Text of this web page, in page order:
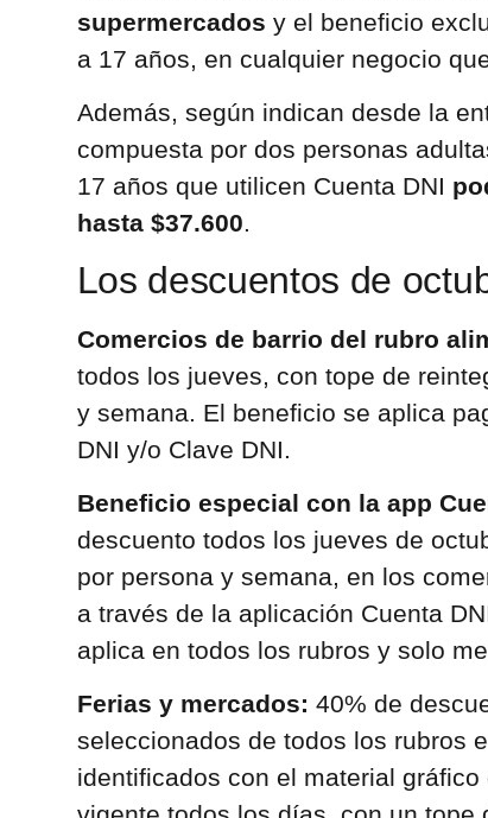
supermercados y el beneficio
a 17 años, en cualquier negocio
Además, según indican desde la
compuesta por dos personas
17 años que utilicen Cuenta DNI
hasta $37.600.
Los descuentos de
Comercios de barrio del rubro
todos los jueves, con tope de
y semana. El beneficio se aplica
DNI y/o Clave DNI.
Beneficio especial con la app
descuento todos los jueves de
por persona y semana, en los
a través de la aplicación Cuenta
aplica en todos los rubros y solo
Ferias y mercados: 40% de
seleccionados de todos los rubros
identificados con el material